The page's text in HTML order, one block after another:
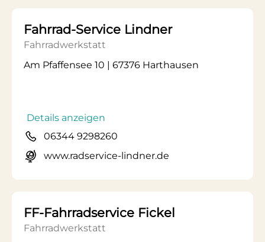
Fahrrad-Service Lindner
Fahrradwerkstatt
Am Pfaffensee 10 | 67376 Harthausen
Details anzeigen
06344 9298260
www.radservice-lindner.de
FF-Fahrradservice Fickel
Fahrradwerkstatt